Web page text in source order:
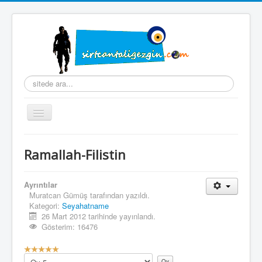
arama...
Gezinme
geçişini
Hakkımda
Hazırlık
Seyahatname
Fotoğraflar
Ramallah-Filistin
Ayrıntılar
Muratcan Gümüş tarafından yazıldı.
Kategori: Seyahatname
26 Mart 2012 tarihinde yayınlandı.
Gösterim: 16476
K
uLütfen